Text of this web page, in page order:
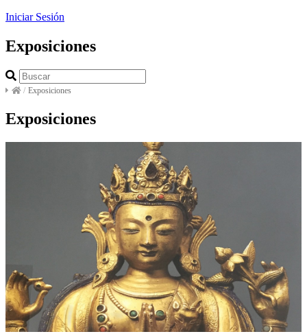
Iniciar Sesión
Exposiciones
/ Exposiciones
Exposiciones